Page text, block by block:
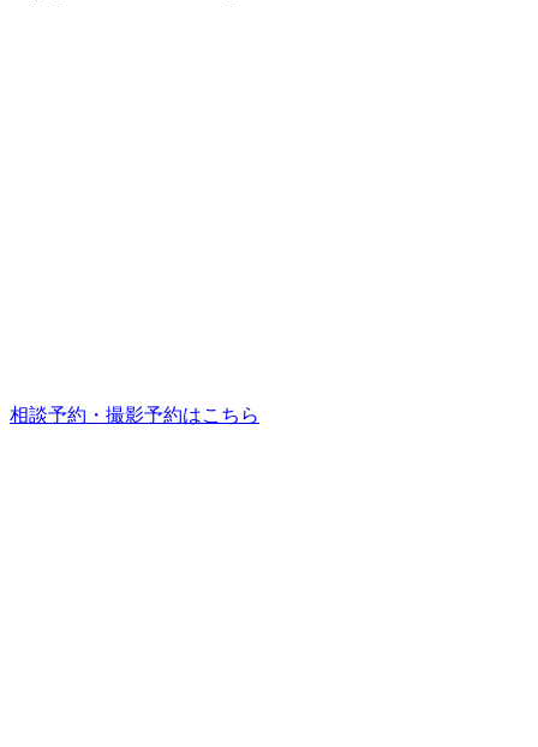
相談予約・撮影予約はこちら